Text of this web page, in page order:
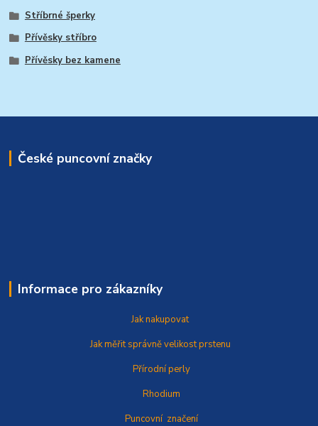
Stříbrné šperky
Přívěsky stříbro
Přívěsky bez kamene
České puncovní značky
Informace pro zákazníky
Jak nakupovat
Jak měřit správněvelikost prstenu
Přírodní perly
Rhodium
Puncovní značení